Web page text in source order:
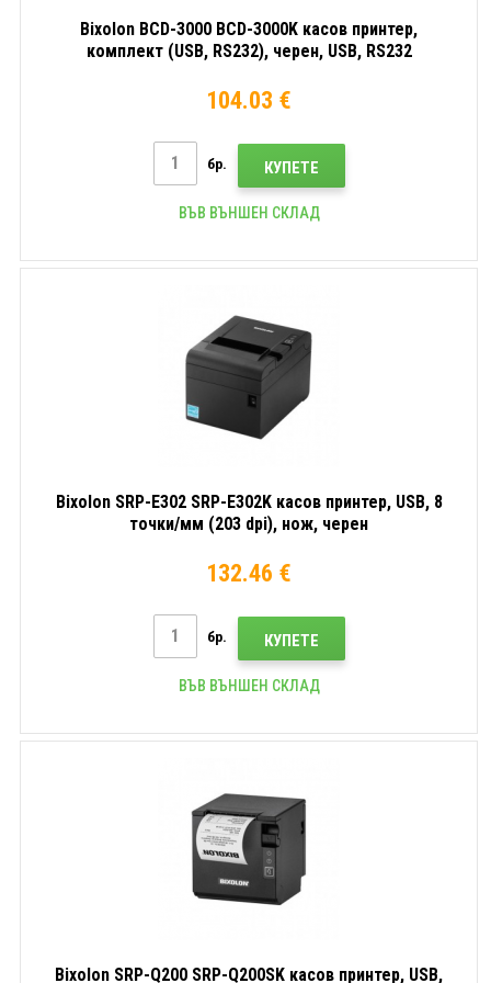
Bixolon BCD-3000 BCD-3000K касов принтер,
комплект (USB, RS232), черен, USB, RS232
104.03 €
бр. КУПЕТЕ
ВЪВ ВЪНШЕН СКЛАД
Bixolon SRP-E302 SRP-E302K касов принтер, USB, 8
точки/мм (203 dpi), нож, черен
132.46 €
бр. КУПЕТЕ
ВЪВ ВЪНШЕН СКЛАД
Bixolon SRP-Q200 SRP-Q200SK касов принтер, USB,